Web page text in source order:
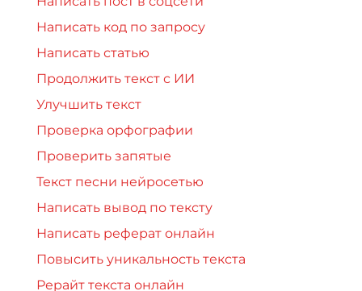
Написать код по запросу
Написать статью
Продолжить текст с ИИ
Улучшить текст
Проверка орфографии
Проверить запятые
Текст песни нейросетью
Написать вывод по тексту
Написать реферат онлайн
Повысить уникальность текста
Рерайт текста онлайн